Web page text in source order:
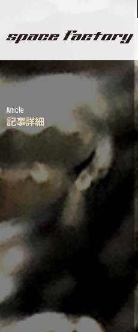
サービス案内
求人情報
Article
記事詳細